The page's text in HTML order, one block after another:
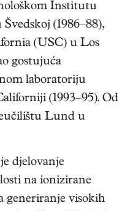
Institutu
(1986–88),
(USC) u Los
gostujuća
laboratoriju
(1993–95). Od
Lund u
djelovanje
na ionizirane
generiranje visokih